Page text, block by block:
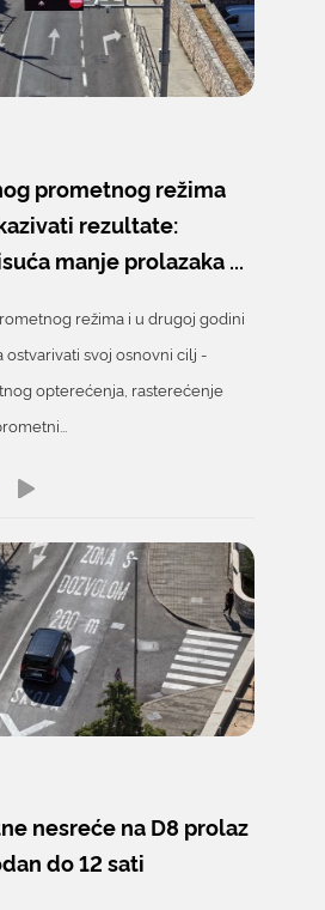
prometnog režima
rezultate:
manje prolazaka ...
režima i u drugoj godini
ostvarivati svoj osnovni cilj -
opterećenja, rasterećenje
nesreće na D8 prolaz
do 12 sati